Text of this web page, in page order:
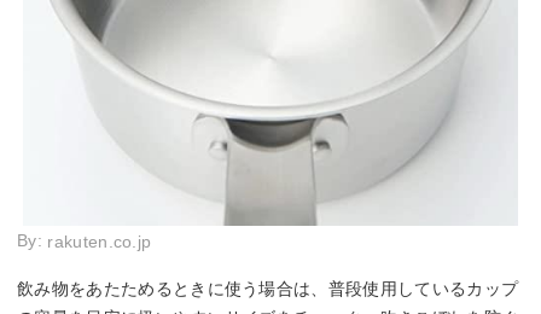
By: rakuten.co.jp
飲み物をあたためるときに使う場合は、普段使用しているカップ